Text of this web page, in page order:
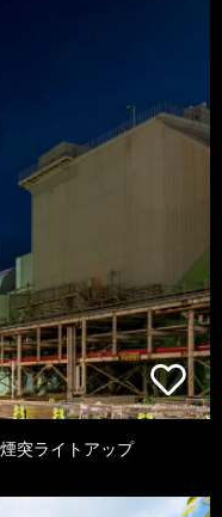
突ライトアップ